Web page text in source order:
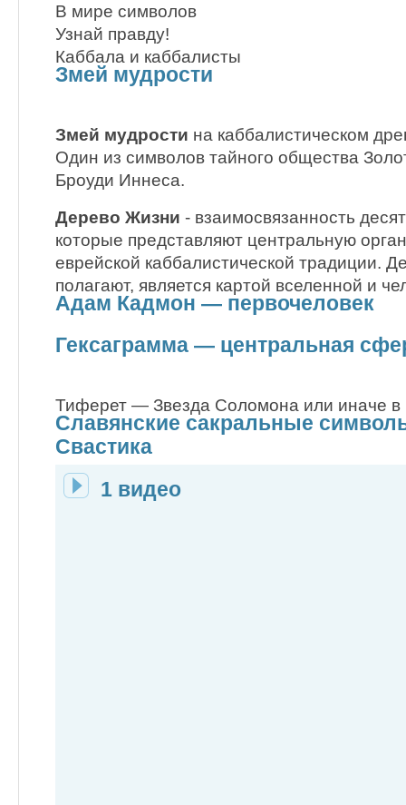
В мире символов
Узнай правду!
Каббала и каббалисты
Змей мудрости
Змей мудрости на каббалистическом
Один из символов тайного общества
Броуди Иннеса.
Дерево Жизни - взаимосвязанность
которые представляют центральную
еврейской каббалистической традиции.
полагают, является картой вселенной и
Адам Кадмон — первочеловек
Гексаграмма — центральная
Тиферет — Звезда Соломона или иначе в
Славянские сакральные
Свастика
1 видео